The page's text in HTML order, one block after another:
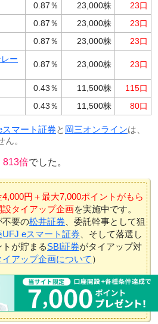
0.87％ 23,000株
23口
0.87％ 23,000株
23口
0.87％ 23,000株
23口
ー
0.87％ 23,000株 23口
0.43％ 11,500株
115口
0.43％ 11,500株 80口
マート証券と 岡三オンラインは、
。
813倍でした。
4,000円＋最大7,000ポイントがもら
設タイアップ企画を実施中です。
不要の松井証券 、委託幹事として狙
UFJ eスマート証券 、そして落選し
が貯まるSBI証券がタイアップ対
イアップ企画について ）